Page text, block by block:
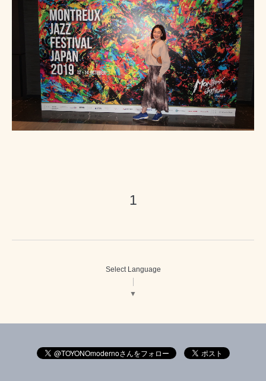
1
Select Language
▼